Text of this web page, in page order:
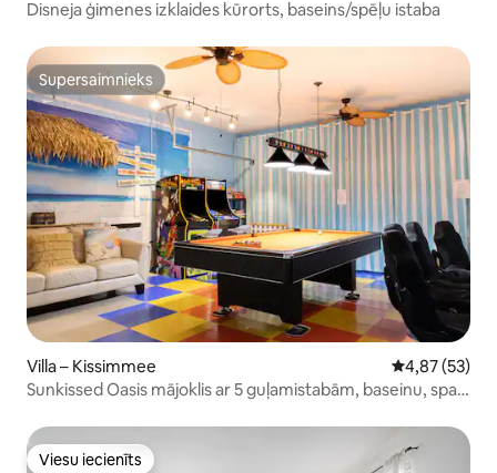
Disneja ģimenes izklaides kūrorts, baseins/spēļu istaba
Supersaimnieks
Supersaimnieks
Villa – Kissimmee Vidējais
4,87 (53)
Sunkissed Oasis mājoklis ar 5 guļamistabām, baseinu, spa
Viesu iecienīts
Viesu iecienīts